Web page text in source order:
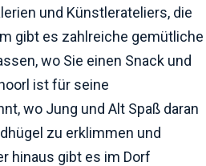
und Künstlerateliers, die
gibt es zahlreiche gemütliche
wo Sie einen Snack und
ist für seine
wo Jung und Alt Spaß daran
zu erklimmen und
hinaus gibt es im Dorf